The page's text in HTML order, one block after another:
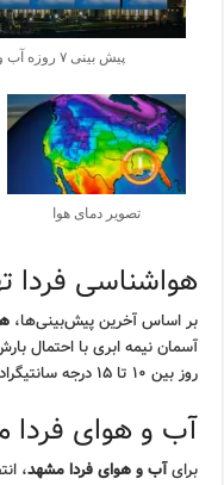
پیش بینی ۷ روزه آب و هوا در لس آنجلس
تصویر دمای هوا
هواشناسی فردا
بر اساس آخرین پیش‌بینی‌ها،
آسمان نیمه ابری با احتمال
روز بین ۱۰ تا ۱۵ درجه سانتیگراد خواهد بود.
آب و هوای فردا
برایآب و هوای فردا مشهد،